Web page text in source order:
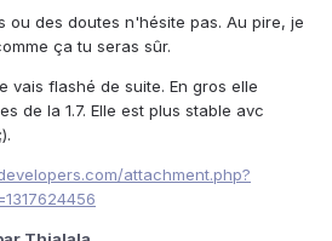
ou des doutes n'hésite pas. Au pire, je
ça tu seras sûr.
vais flashé de suite. En gros elle
de la 1.7. Elle est plus stable avc
attachment.php?